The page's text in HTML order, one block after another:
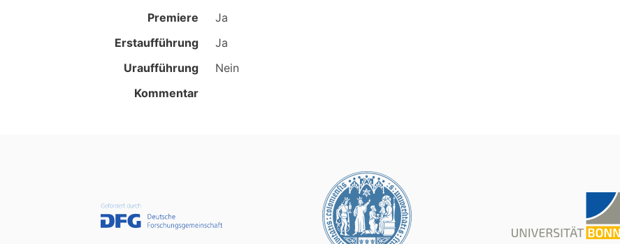
Premiere
Ja
Erstaufführung
Ja
Uraufführung
Nein
Kommentar